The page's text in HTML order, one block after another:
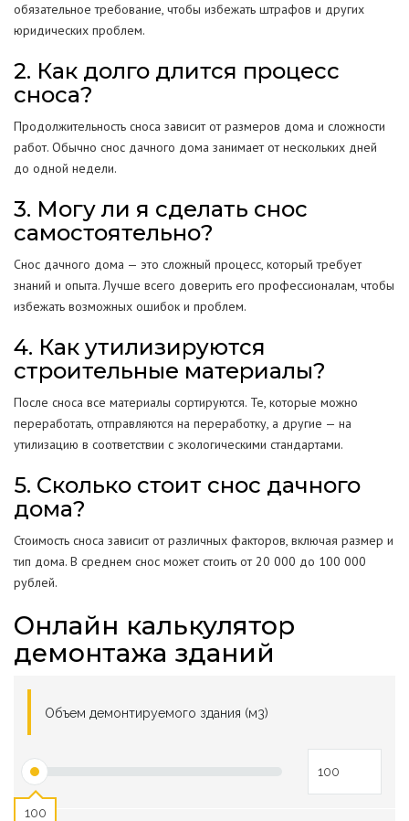
обязательное требование, чтобы избежать штрафов и других
юридических проблем.
2. Как долго длится процесс
сноса?
Продолжительность сноса зависит от размеров дома и сложности
работ. Обычно снос дачного дома занимает от нескольких дней
до одной недели.
3. Могу ли я сделать снос
самостоятельно?
Снос дачного дома — это сложный процесс, который требует
знаний и опыта. Лучше всего доверить его профессионалам, чтобы
избежать возможных ошибок и проблем.
4. Как утилизируются
строительные материалы?
После сноса все материалы сортируются. Те, которые можно
переработать, отправляются на переработку, а другие — на
утилизацию в соответствии с экологическими стандартами.
5. Сколько стоит снос дачного
дома?
Стоимость сноса зависит от различных факторов, включая размер и
тип дома. В среднем снос может стоить от 20 000 до 100 000
рублей.
Онлайн калькулятор
демонтажа зданий
Объем демонтируемого здания (м3)
100